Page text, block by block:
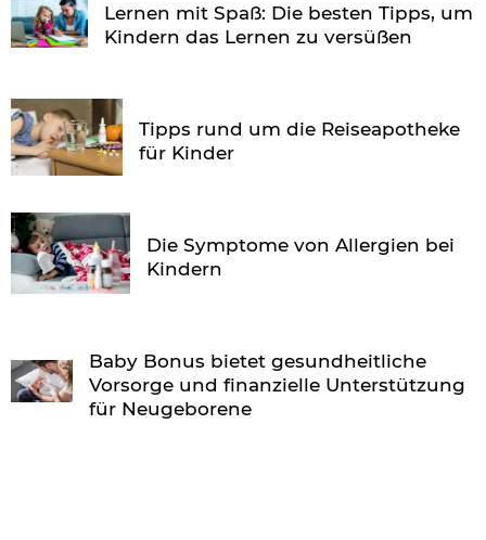
Lernen mit Spaß: Die besten Tipps, um
Kindern das Lernen zu versüßen
Tipps rund um die Reiseapotheke
für Kinder
Die Symptome von Allergien bei
Kindern
Baby Bonus bietet gesundheitliche
Vorsorge und finanzielle Unterstützung
für Neugeborene